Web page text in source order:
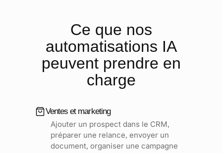
Ce que nos
automatisations IA
peuvent prendre en
charge
Ventes et marketing
Ajouter un prospect dans le CRM,
préparer une relance, envoyer un
document, organiser une campagne